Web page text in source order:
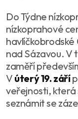
Do Týdne
nízkoprahové
nad Sázavou. V
zaměří
V úterý 19. září
veřejnosti, která
seznámit se